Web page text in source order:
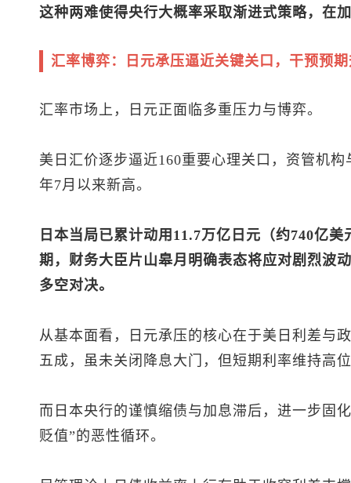
这种两难使得央行大概率采取渐进式策略，在
汇率博弈：日元承压逼近关键关口，干预预
汇率市场上，日元正面临多重压力与博弈。
美日汇价逐步逼近160重要心理关口，资管机
年7月以来新高。
日本当局已累计动用11.7万亿日元（约740亿美
期，财务大臣片山皋月明确表态将应对剧烈波
多空对决。
从基本面看，日元承压的核心在于美日利差与
五成，虽未关闭降息大门，但短期利率维持高
而日本央行的谨慎缩债与加息滞后，进一步固
贬值”的恶性循环。